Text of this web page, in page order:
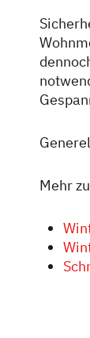
Mehr